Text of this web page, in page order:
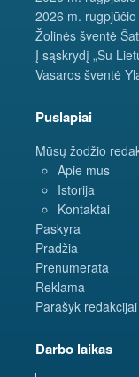
2026 m.
Žolinės šventė
Į sąskrydį „Su
Vasaros šventė
Puslapiai
Mūsų žodžio
Apie mus
Istorija
Kontaktai
Paskyra
Pradžia
Prenumerata
Reklama
Parašyk redakcijai
Darbo laikas